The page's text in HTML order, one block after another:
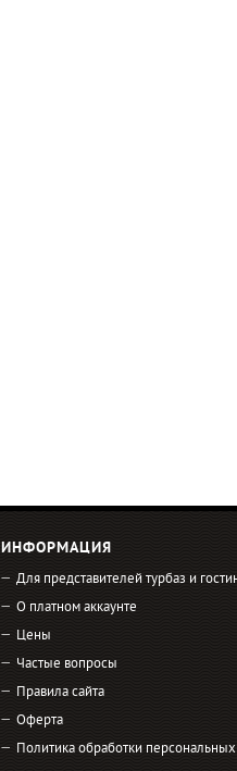
ИНФОРМАЦИЯ
Для представителей турбаз и
О платном аккаунте
Цены
Частые вопросы
Правила сайта
Оферта
Политика обработки